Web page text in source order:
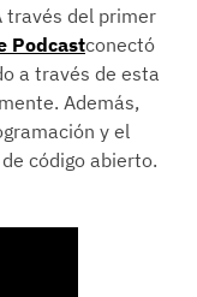
través del primer
Podcastconectó
a través de esta
Además,
y el
código abierto.